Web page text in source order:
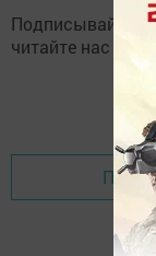
читайте нас